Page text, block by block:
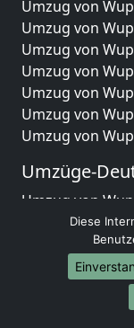
Umzug von
Umzug von
Umzug von
Umzug von
Umzug von
Umzug von
Umzug von
Umzüge-
Umzug von
Umzug von
Umzug von
Umzug von
Umzug von
Umzug von
Diese